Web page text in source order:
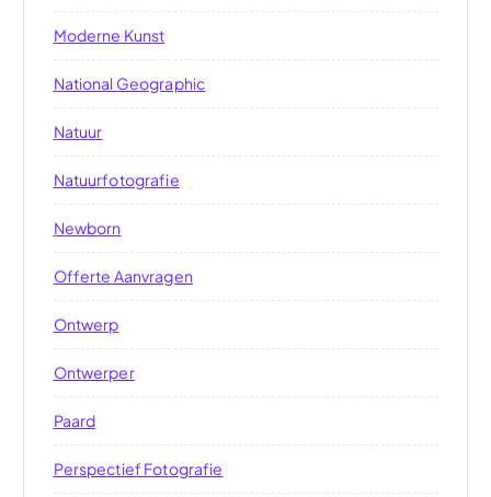
Moderne Kunst
National Geographic
Natuur
Natuurfotografie
Newborn
Offerte Aanvragen
Ontwerp
Ontwerper
Paard
Perspectief Fotografie